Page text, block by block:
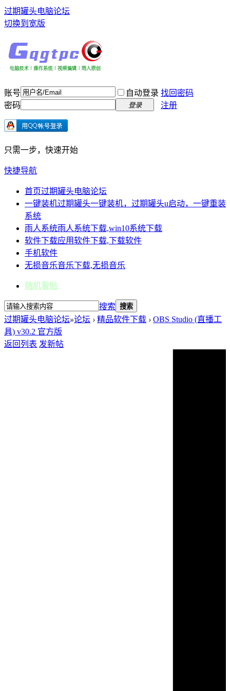
过期罐头电脑论坛
切换到宽版
账号 自动登录 找回密码
密码
登录 注册
只需一步，快速开始
快捷导航
首页过期罐头电脑论坛
一键装机过期罐头一键装机，过期罐头u启动，一键重装
系统
雨人系统雨人系统下载,win10系统下载
软件下载应用软件下载,下载软件
手机软件
无损音乐音乐下载,无损音乐
随机看贴
搜索 搜索
过期罐头电脑论坛»论坛 › 精品软件下载 › OBS Studio (直播工
具) v30.2 官方版
返回列表 发新帖